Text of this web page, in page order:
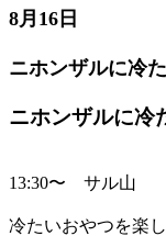
8月16日
ニホンザルに冷
ニホンザルに冷
13:30〜 サル山
冷たいおやつを楽